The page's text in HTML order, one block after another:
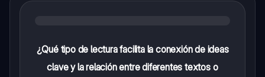
¿Qué tipo de lectura facilita la conexión de ideas
clave y la relación entre diferentes textos o